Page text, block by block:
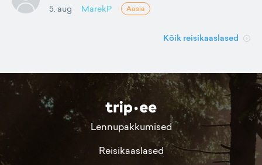
5. aug MarekP Aasia
Kõik reisikaaslased
Lennupakkumised
Reisikaaslased